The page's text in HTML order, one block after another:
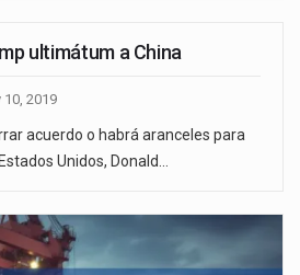
ultimátum a China
10, 2019
acuerdo o habrá aranceles para
Unidos, Donald…